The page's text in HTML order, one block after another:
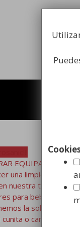
EQUIPAMIENTO
una limpieza e
nuestra tienda
para bebés.
la solución, ya
o cambiador